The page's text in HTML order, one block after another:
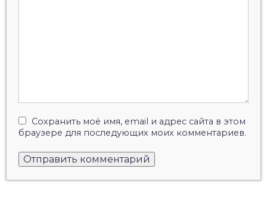
Сохранить моё имя, email и адрес сайта в этом
браузере для последующих моих комментариев.